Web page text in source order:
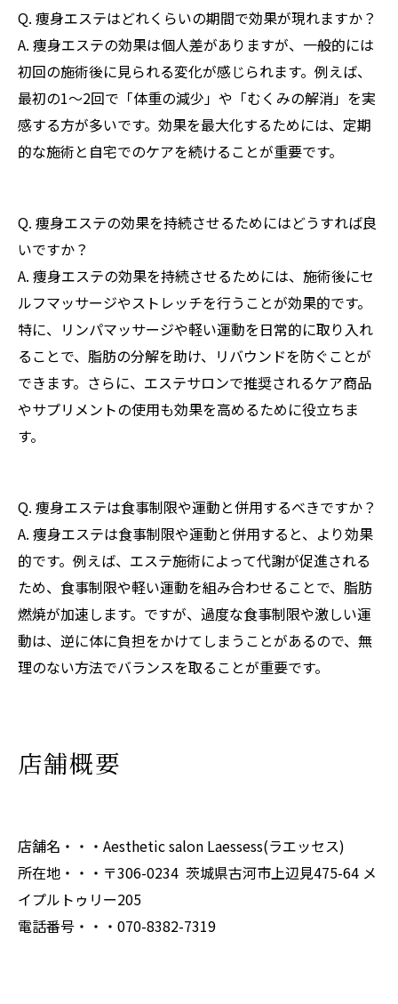
Q. 痩身エステはどれくらいの期間で効果が現れますか？
A. 痩身エステの効果は個人差がありますが、一般的には
初回の施術後に見られる変化が感じられます。例えば、
最初の1～2回で「体重の減少」や「むくみの解消」を実
感する方が多いです。効果を最大化するためには、定期
的な施術と自宅でのケアを続けることが重要です。
Q. 痩身エステの効果を持続させるためにはどうすれば良
いですか？
A. 痩身エステの効果を持続させるためには、施術後にセ
ルフマッサージやストレッチを行うことが効果的です。
特に、リンパマッサージや軽い運動を日常的に取り入れ
ることで、脂肪の分解を助け、リバウンドを防ぐことが
できます。さらに、エステサロンで推奨されるケア商品
やサプリメントの使用も効果を高めるために役立ちま
す。
Q. 痩身エステは食事制限や運動と併用するべきですか？
A. 痩身エステは食事制限や運動と併用すると、より効果
的です。例えば、エステ施術によって代謝が促進される
ため、食事制限や軽い運動を組み合わせることで、脂肪
燃焼が加速します。ですが、過度な食事制限や激しい運
動は、逆に体に負担をかけてしまうことがあるので、無
理のない方法でバランスを取ることが重要です。
店舗概要
店舗名・・・Aesthetic salon Laessess(ラエッセス)
所在地・・・〒306-0234 茨城県古河市上辺見475-64 メ
イプルトゥリー205
電話番号・・・070-8382-7319